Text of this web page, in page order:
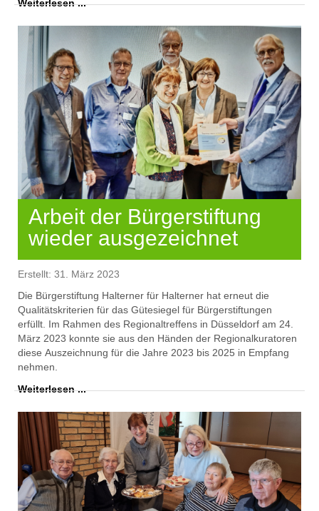
Weiterlesen ...
Arbeit der Bürgerstiftung
wieder ausgezeichnet
Erstellt: 31. März 2023
Die Bürgerstiftung Halterner für Halterner hat erneut die
Qualitätskriterien für das Gütesiegel für Bürgerstiftungen
erfüllt. Im Rahmen des Regionaltreffens in Düsseldorf am 24.
März 2023 konnte sie aus den Händen der Regionalkuratoren
diese Auszeichnung für die Jahre 2023 bis 2025 in Empfang
nehmen.
Weiterlesen ...